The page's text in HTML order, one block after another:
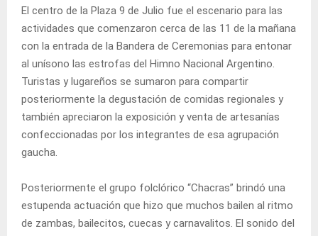
El centro de la Plaza 9 de Julio fue el escenario para las
actividades que comenzaron cerca de las 11 de la mañana
con la entrada de la Bandera de Ceremonias para entonar
al unísono las estrofas del Himno Nacional Argentino.
Turistas y lugareños se sumaron para compartir
posteriormente la degustación de comidas regionales y
también apreciaron la exposición y venta de artesanías
confeccionadas por los integrantes de esa agrupación
gaucha.
Posteriormente el grupo folclórico “Chacras” brindó una
estupenda actuación que hizo que muchos bailen al ritmo
de zambas, bailecitos, cuecas y carnavalitos. El sonido del